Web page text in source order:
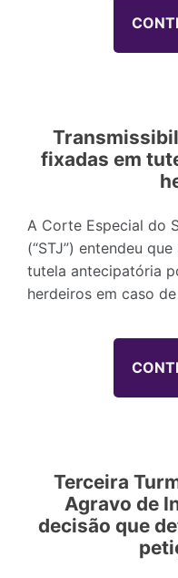
fixadas em
A Corte Especial do
(“STJ”) entendeu
tutela antecipatória
herdeiros em caso
Terceira
Agravo de
decisão que